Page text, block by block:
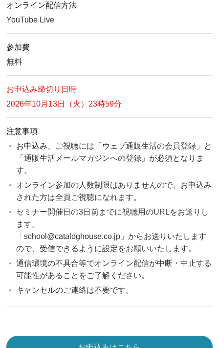
オンライン配信方法
YouTube Live
参加費
無料
お申込み締切り日時
2026年10月13日（火）23時59分
注意事項
お申込み、ご視聴には「ウェブ通販生活の会員登録」と
「通販生活メールマガジンへの登録」が必須となりま
す。
オンライン参加の人数制限はありませんので、お申込み
された方は全員ご視聴になれます。
セミナー開催日の3日前までに視聴用のURLをお送りし
ます。
「school@cataloghouse.co.jp」からお送りいたします
ので、受信できるように設定をお願いいたします。
通信環境の不具合等でオンライン配信が中断・中止する
可能性があることをご了解ください。
キャンセルのご連絡は不要です。